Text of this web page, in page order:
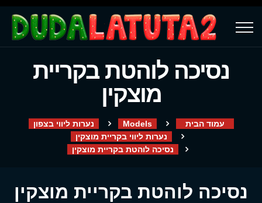
נסיכה לוהטת בקריית
מוצקין
עמוד הבית Models
נערות ליווי בצפון
נערות ליווי בקריית מוצקין
נסיכה לוהטת בקריית מוצקין
נסיכה לוהטת בקריית מוצקין